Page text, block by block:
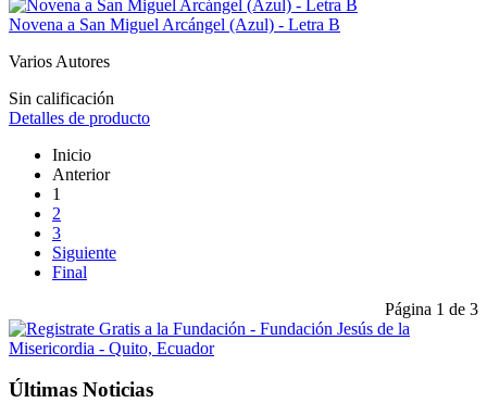
Novena a San Miguel Arcángel (Azul) - Letra B
Varios Autores
Sin calificación
Detalles de producto
Inicio
Anterior
1
2
3
Siguiente
Final
Página 1 de 3
Últimas Noticias